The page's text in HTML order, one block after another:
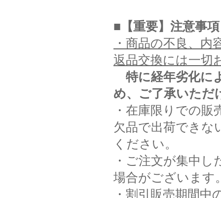
■【重要】注意事項
・商品の不良、
返品交換には一切
特に経年劣化に
め、ご了承いただ
・在庫限りでの
欠品で出荷できな
ください。
・ご注文が集中
場合がございます
・割引販売期間